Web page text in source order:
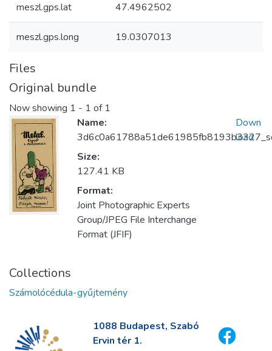
meszl.gps.lat 47.4962502
meszl.gps.long 19.0307013
Files
Original bundle
Now showing 1 - 1 of 1
Name:
Size:
127.41 KB
Format:
Joint Photographic Experts
Group/JPEG File Interchange
Format (JFIF)
Down
load
Collections
Számolócédula-gyűjtemény
1088 Budapest, Szabó
Ervin tér 1.